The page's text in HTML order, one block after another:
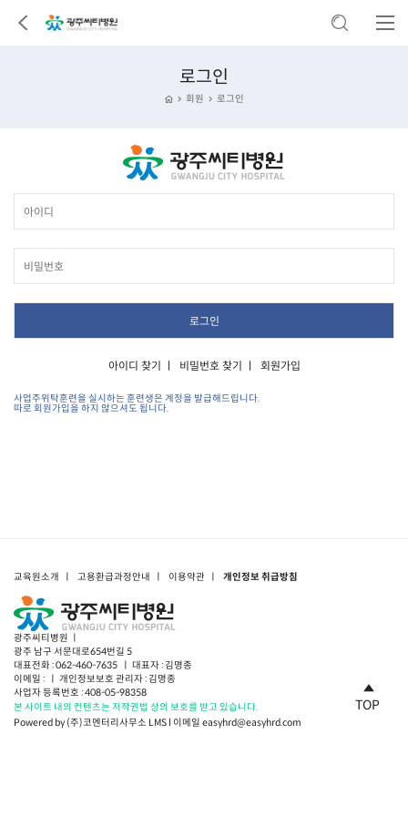
로그인
회원 로그인
아이디 찾기 ㅣ 비밀번호 찾기 ㅣ 회원가입
사업주위탁훈련을 실시하는 훈련생은 계정을 발급해드립니다.
따로 회원가입을 하지 않으셔도 됩니다.
교육원소개 ㅣ 고용환급과정안내 ㅣ 이용약관 ㅣ 개인정보 취급방침
광주씨티병원 ㅣ
광주 남구 서문대로654번길 5
대표전화 : 062-460-7635 ㅣ 대표자 : 김명종
이메일 : ㅣ 개인정보보호 관리자 : 김명종
사업자 등록번호 : 408-05-98358
본 사이트 내의 컨텐츠는 저작권법 상의 보호를 받고 있습니다.
Powered by (주)코멘터리사무소 LMS l 이메일 easyhrd@easyhrd.com
TOP